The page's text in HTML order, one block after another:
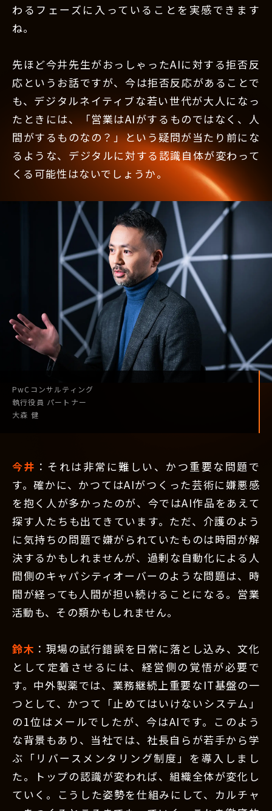
わるフェーズに入っていることを実感できます
ね。
先ほど今井先生がおっしゃったAIに対する拒否反
応というお話ですが、今は拒否反応があることで
も、デジタルネイティブな若い世代が大人になっ
たときには、「営業はAIがするものではなく、人
間がするものなの？」という疑問が当たり前にな
るような、デジタルに対する認識自体が変わって
くる可能性はないでしょうか。
PwCコンサルティング
執行役員 パートナー
大森 健
今井 ：それは非常に難しい、かつ重要な問題で
す。確かに、かつてはAIがつくった芸術に嫌悪感
を抱く人が多かったのが、今ではAI作品をあえて
探す人たちも出てきています。ただ、介護のよう
に気持ちの問題で嫌がられていたものは時間が解
決するかもしれませんが、過剰な自動化による人
間側のキャパシティオーバーのような問題は、時
間が経っても人間が担い続けることになる。営業
活動も、その類かもしれません。
鈴木 ：現場の試行錯誤を日常に落とし込み、文化
として定着させるには、経営側の覚悟が必要で
す。中外製薬では、業務継続上重要なIT基盤の一
つとして、かつて「止めてはいけないシステム」
の1位はメールでしたが、今はAIです。このよう
な背景もあり、当社では、社長自らが若手から学
ぶ「リバースメンタリング制度」を導入しまし
た。トップの認識が変われば、組織全体が変化し
ていく。こうした姿勢を仕組みにして、カルチャ